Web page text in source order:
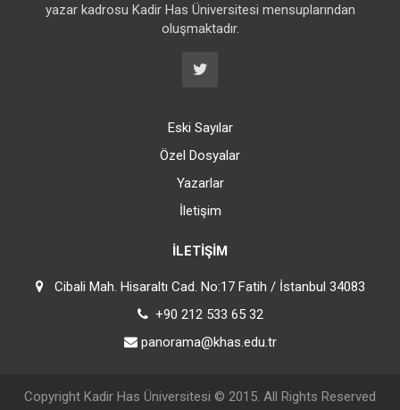
yazar kadrosu Kadir Has Üniversitesi mensuplarından
oluşmaktadır.
Eski Sayılar
Özel Dosyalar
Yazarlar
İletişim
İLETIŞIM
Cibali Mah. Hisaraltı Cad. No:17 Fatih / İstanbul 34083
+90 212 533 65 32
panorama@khas.edu.tr
Copyright Kadir Has Üniversitesi © 2015. All Rights Reserved